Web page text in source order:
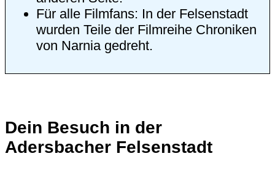
Für alle Filmfans: In der Felsenstadt
wurden Teile der Filmreihe Chroniken
von Narnia gedreht.
Dein Besuch in der
Adersbacher Felsenstadt